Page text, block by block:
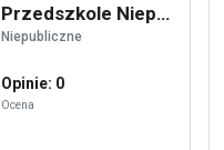
Przedszkole Niepubliczne ,,Prymusek"
Niepubliczne
Opinie: 0
Ocena